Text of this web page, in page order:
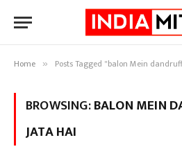
Home » Posts Tagged "balon Mein
BROWSING:BALON MEIN
JATA HAI